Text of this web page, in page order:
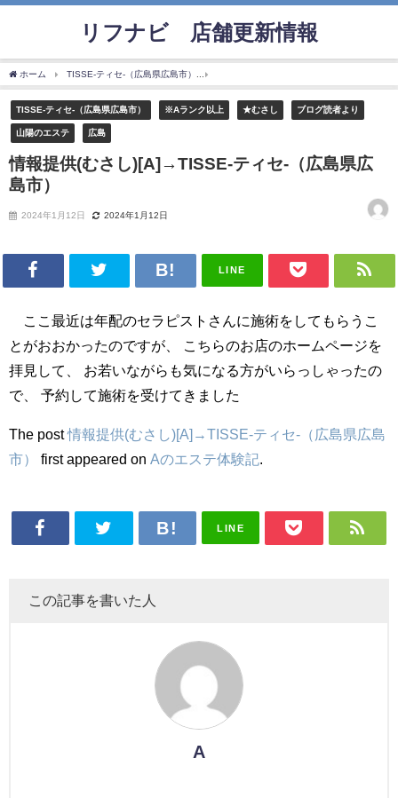
リフナビ®店舗更新情報
ホーム TISSE-ティセ-（広島県広島市）
TISSE-ティセ-（広島県広島市） ※Aランク以上 ★むさし ブログ読者より
山陽のエステ 広島
情報提供(むさし)[A]→TISSE-ティセ-（広島県広
島市）
2024年1月12日 2024年1月12日
LINE
ここ最近は年配のセラピストさんに施術をしてもらうこ
とがおおかったのですが、 こちらのお店のホームページを
拝見して、 お若いながらも気になる方がいらっしゃったの
で、 予約して施術を受けてきました
The post情報提供(むさし)[A]→TISSE-ティセ-（広島県広島
市）
first appeared on Aのエステ体験記
LINE
この記事を書いた人
A